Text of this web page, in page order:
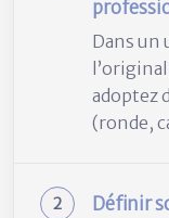
Dans un
adoptez
(ronde,
Définir